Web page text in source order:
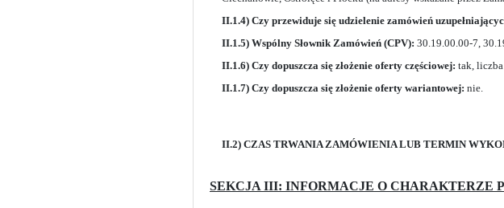
II.1.4) Czy przewiduje się udzielenie zamówień
II.1.5) Wspólny Słownik Zamówień (CPV): 30.19.00.00-7,
II.1.6) Czy dopuszcza się złożenie oferty częściowej: tak,
II.1.7) Czy dopuszcza się złożenie oferty wariantowej: nie.
II.2) CZAS TRWANIA ZAMÓWIENIA LUB TERMIN
SEKCJA III: INFORMACJE O CHARAKTERZE